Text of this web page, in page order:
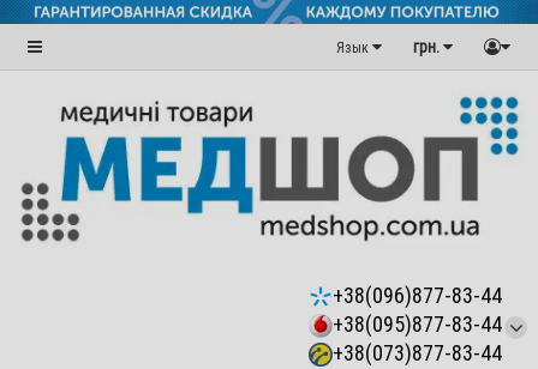
грн.
Язык
+38(096)877-83-44
+38(095)877-83-44
+38(073)877-83-44